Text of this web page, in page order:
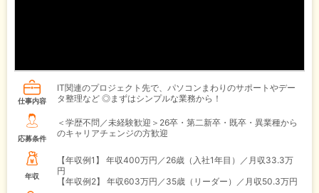
仕事内容
IT関連のプロジェクト先で、パソコンまわりのサポートやデー
タ整理など ◎まずはシンプルな業務から！
応募条件
＜学歴不問／未経験歓迎＞26卒・第二新卒・既卒・異業種から
のキャリアチェンジの方歓迎
年収
【年収例1】
年収400万円／26歳（入社1年目）／月収33.3万
円
【年収例2】
年収603万円／35歳（リーダー）／月収50.3万円